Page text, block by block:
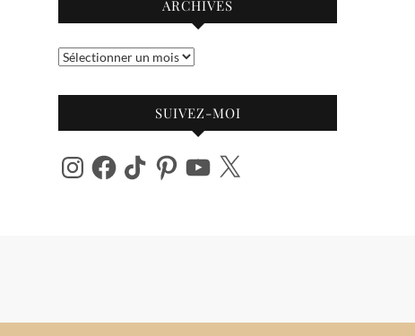
ARCHIVES
Archives
SUIVEZ-MOI
InstagramFacebook
TikTok PinterestYouTube
X